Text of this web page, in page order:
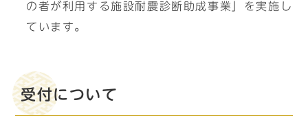
の者が利用する施設耐震診断助成事業」を実施し
ています。
受付について